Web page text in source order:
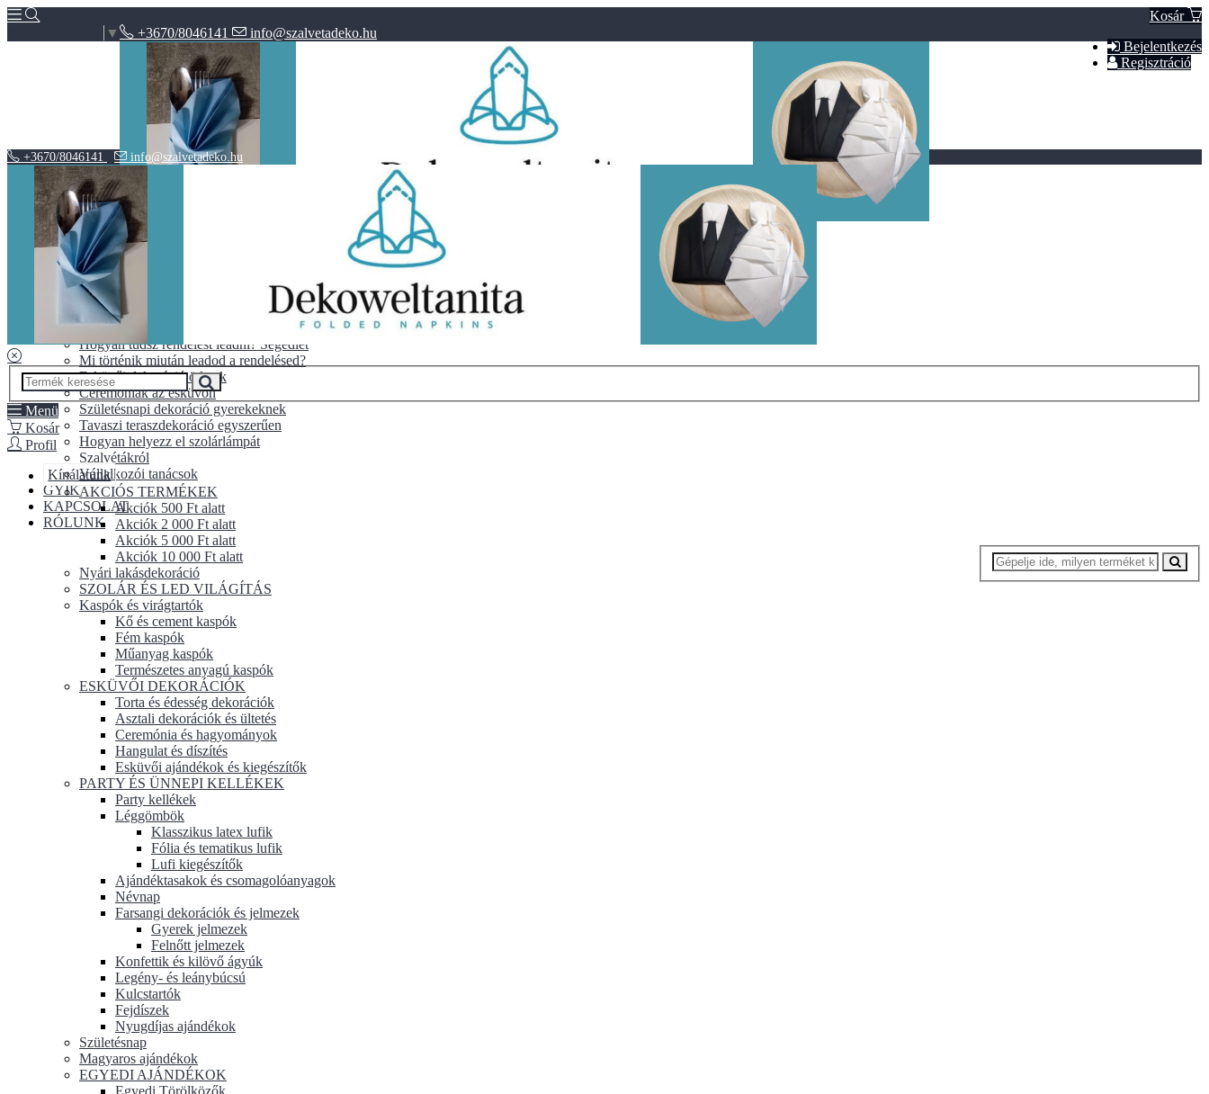
Kosár
Bejelentkezés
Regisztráció
▼ +3670/8046141 info@szalvetadeko.hu
Hírek
ÁSZF
Adatvédelem
BLOG
10+1 tipp a tökéletes nászajándékhoz
Halloween vs. Mindenszentek
Hogyan tudsz rendelést leadni? Segédlet
Mi történik miután leadod a rendelésed?
Esküvői dekoráció ötletek
Ceremóniák az esküvőn
Születésnapi dekoráció gyerekeknek
Tavaszi teraszdekoráció egyszerűen
Hogyan helyezz el szolárlámpát
Szalvétákról
Vállalkozói tanácsok
GYIK
KAPCSOLAT
RÓLUNK
+3670/8046141 info@szalvetadeko.hu
Menü
Kosár
Profil
Kínálatunk
AKCIÓS TERMÉKEK
Akciók 500 Ft alatt
Akciók 2 000 Ft alatt
Akciók 5 000 Ft alatt
Akciók 10 000 Ft alatt
Nyári lakásdekoráció
SZOLÁR ÉS LED VILÁGÍTÁS
Kaspók és virágtartók
Kő és cement kaspók
Fém kaspók
Műanyag kaspók
Természetes anyagú kaspók
ESKÜVŐI DEKORÁCIÓK
Torta és édesség dekorációk
Asztali dekorációk és ültetés
Ceremónia és hagyományok
Hangulat és díszítés
Esküvői ajándékok és kiegészítők
PARTY ÉS ÜNNEPI KELLÉKEK
Party kellékek
Léggömbök
Klasszikus latex lufik
Fólia és tematikus lufik
Lufi kiegészítők
Ajándéktasakok és csomagolóanyagok
Névnap
Farsangi dekorációk és jelmezek
Gyerek jelmezek
Felnőtt jelmezek
Konfettik és kilövő ágyúk
Legény- és leánybúcsú
Kulcstartók
Fejdíszek
Nyugdíjas ajándékok
Születésnap
Magyaros ajándékok
EGYEDI AJÁNDÉKOK
Egyedi Törölközők